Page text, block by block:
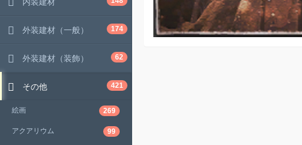
外装建材（一般） 174
外装建材（装飾） 62
その他 421
絵画 269
アクアリウム 99